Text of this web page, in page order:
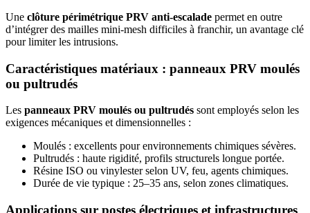
Une clôture périmétrique PRV anti-escalade permet en outre
d’intégrer des mailles mini-mesh difficiles à franchir, un avantage clé
pour limiter les intrusions.
Caractéristiques matériaux : panneaux PRV moulés
ou pultrudés
Les panneaux PRV moulés ou pultrudés sont employés selon les
exigences mécaniques et dimensionnelles :
Moulés : excellents pour environnements chimiques sévères.
Pultrudés : haute rigidité, profils structurels longue portée.
Résine ISO ou vinylester selon UV, feu, agents chimiques.
Durée de vie typique : 25–35 ans, selon zones climatiques.
Applications sur postes électriques et infrastructures